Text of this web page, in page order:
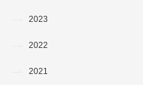
2023
2022
2021